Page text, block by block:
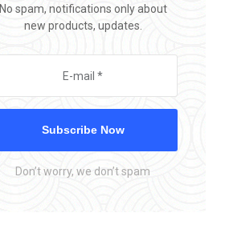
No spam, notifications only about
new products, updates.
Subscribe Now
Don’t worry, we don’t spam